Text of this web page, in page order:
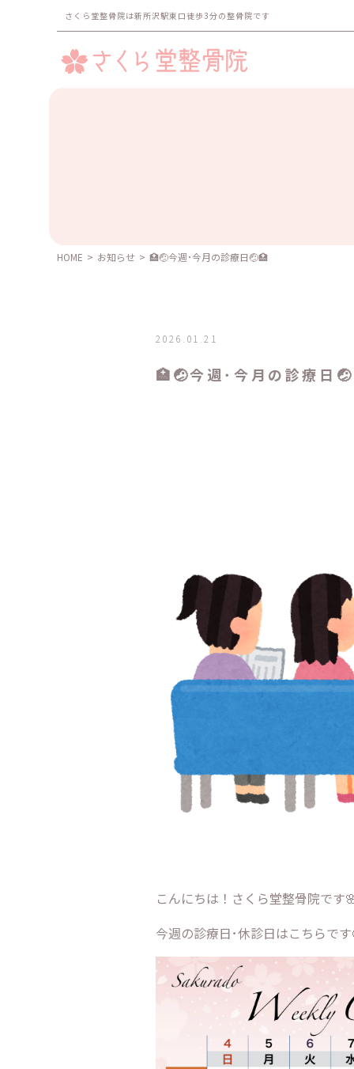
さくら堂整骨院は新所沢駅東口徒歩3分の整骨院です
HOME > お知らせ > 🏥🤕今週･今月の診療日🤕🏥
2026.01.21
🏥🤕今週･今月の診療日
こんにちは！さくら堂整骨院です
今週の診療日･休診日はこちらで